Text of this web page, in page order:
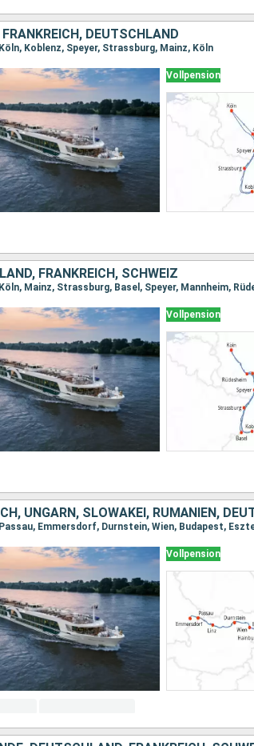
DEUTSCHLAND
Koblenz, Speyer, Strassburg, Mainz, Köln
Vollpension
FRANKREICH, SCHWEIZ
Mainz, Strassburg, Basel, Speyer, Mannheim,
Vollpension
UNGARN, SLOWAKEI, RUMÄNIEN,
Emmersdorf, Durnstein, Wien, Budapest,
Vollpension